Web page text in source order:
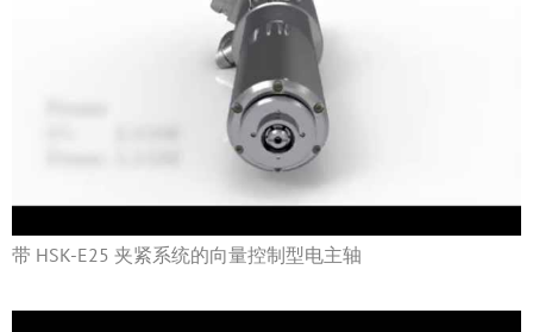
带 HSK-E25 夹紧系统的向量控制型电主轴